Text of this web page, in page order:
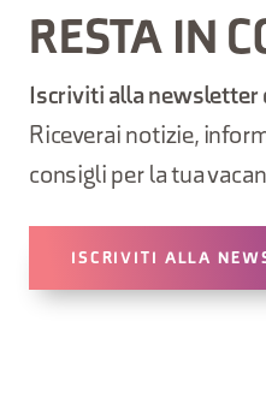
RESTA IN
Iscriviti alla newsletter
Riceverai notizie,
consigli per la tua
ISCRIVITI ALLA